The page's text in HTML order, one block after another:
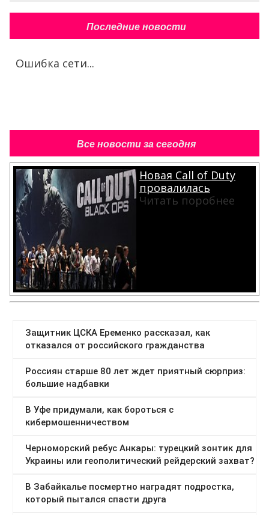
Последние новости
Ошибка сети...
Все новости за сегодня
Новая Call of Duty
провалилась
Читать поробнее